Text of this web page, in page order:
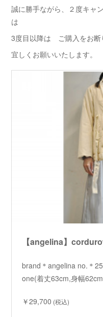
誠に勝手ながら、２度キャ
は
3度目以降は ご購入をお断
宜しくお願いいたします。
brand＊angelina no.＊
one(着丈63cm,身幅
￥29,700 (税込)